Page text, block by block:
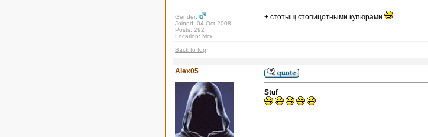
Gender:
Joined: 04 Oct 2008
Posts: 292
Location: Мск
+ стотыщ стопицотными купюрами
Back to top
Alex05
Stuf